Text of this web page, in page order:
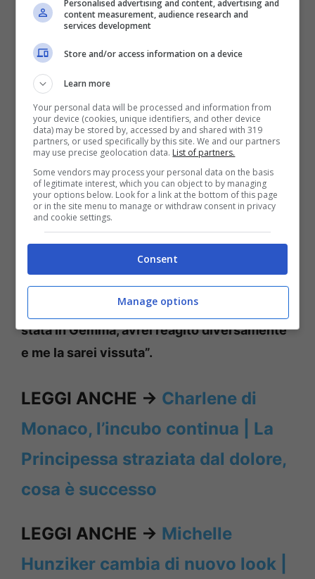
”Ho cominciato a vedere Uomini e Donne
proprio ai tempi della storia di
Gemma,che devo dire mi aveva
appassionata”- ha detto laRicciquando le è
stato chiesto di Giorgio.
Poi ha aggiunto: ”Le confesso che già
all’epoca, il famoso quattro settembre, mi ero
trovata da spettatrice in disaccordo con
quando disse aGiorgio
sentimenti non avrebbe mai lasciato la
trasmissione con lui.Io personalmente, fossi
stata in Gemma, avrei reagito diversamente
e me la sarei vissuta”.
LEGGI ANCHE -> Charlene di
Monaco, l’incubo continua | La
Principessa straziata dal dolore,
cosa è successo
LEGGI ANCHE -> Michelle
Hunziker cambia di nuovo look |
Personalised advertising and content, advertising and
content measurement, audience research and
services development
Store and/or access information on a device
Learn more
Your personal data will be processed and information from
your device (cookies, unique identifiers, and other device
data) may be stored by, accessed by and shared with 319
partners, or used specifically by this site. We and our partners
may use precise geolocation data. List of partners.
Some vendors may process your personal data on the basis
of legitimate interest, which you can object to by managing
your options below. Look for a link at the bottom of this page
or in the site menu to manage or withdraw consent in privacy
and cookie settings.
Consent
Manage options